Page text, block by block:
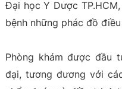
Đại học Y Dược
bệnh những phác đồ
Phòng khám được đầu
đại, tương đương với